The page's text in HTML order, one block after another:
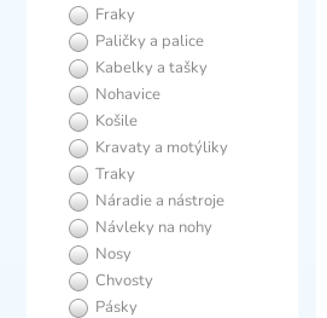
Fraky
Paličky a palice
Kabelky a tašky
Nohavice
Košile
Kravaty a motýliky
Traky
Náradie a nástroje
Návleky na nohy
Nosy
Chvosty
Pásky